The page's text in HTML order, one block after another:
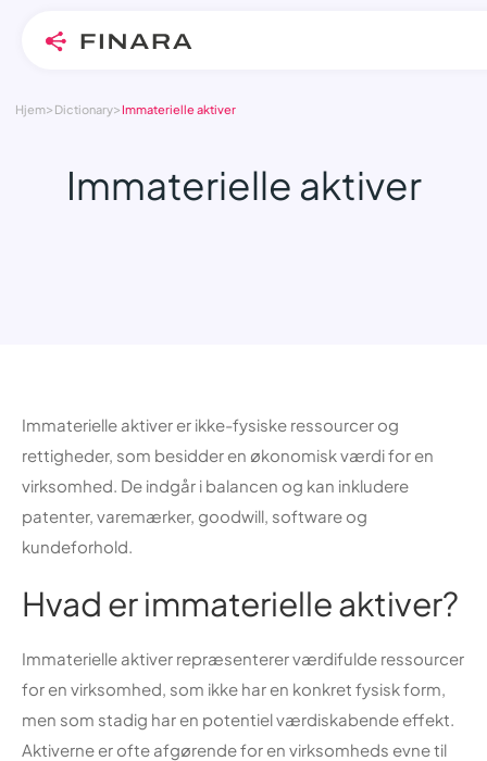
Skip
Hjem> Dictionary> Immaterielle aktiver
Immaterielle aktiver
Immaterielle aktiver er ikke-fysiske ressourcer og
rettigheder, som besidder en økonomisk værdi for en
virksomhed. De indgår i balancen og kan inkludere
patenter, varemærker, goodwill, software og
kundeforhold.
Hvad er immaterielle aktiver?
Immaterielle aktiver repræsenterer værdifulde ressourcer
for en virksomhed, som ikke har en konkret fysisk form,
men som stadig har en potentiel værdiskabende effekt.
Aktiverne er ofte afgørende for en virksomheds evne til